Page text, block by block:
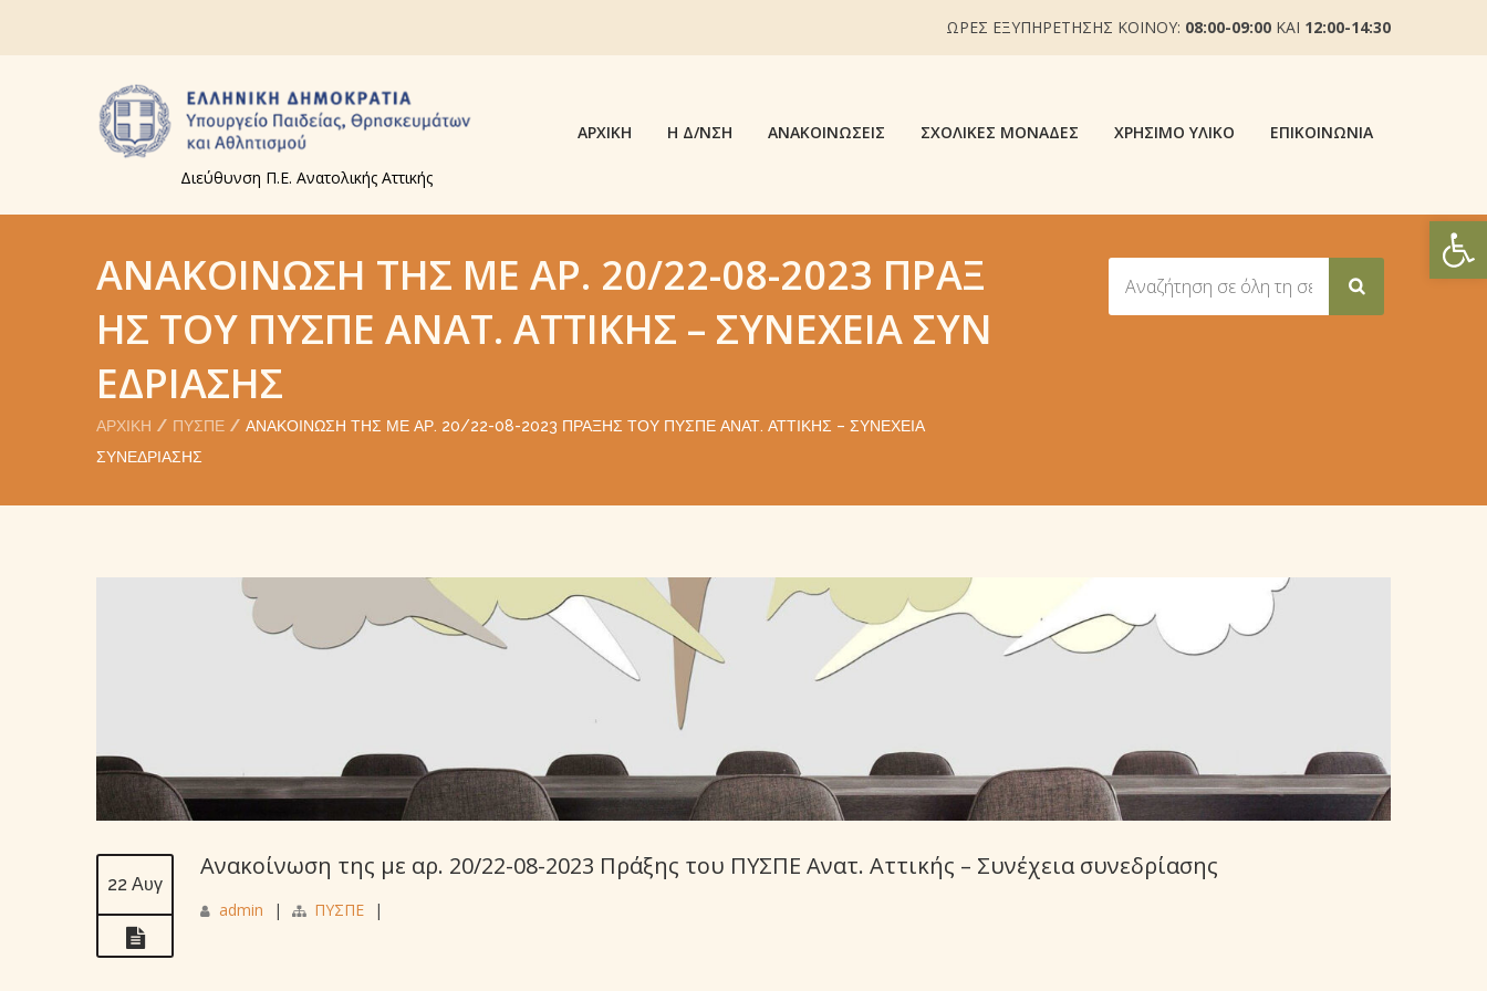
ΩΡΕΣ ΕΞΥΠΗΡΕΤΗΣΗΣ ΚΟΙΝΟΥ: 08:00-09:00 ΚΑΙ 12:00-14:30
Διεύθυνση Π.Ε. Ανατολικής Αττικής
ΑΡΧΙΚΉ Η Δ/ΝΣΗ ΑΝΑΚΟΙΝΏΣΕΙΣ ΣΧΟΛΙΚΈΣ ΜΟΝΆΔΕΣ ΧΡΉΣΙΜΟ ΥΛΙΚΌ ΕΠΙΚΟΙΝΩΝΊΑ
ΑΝΑΚΟΊΝΩΣΗ ΤΗΣ ΜΕ ΑΡ. 20/22-08-2023 ΠΡΆΞ
ΗΣ ΤΟΥ ΠΥΣΠΕ ΑΝΑΤ. ΑΤΤΙΚΉΣ – ΣΥΝΈΧΕΙΑ ΣΥΝ
ΕΔΡΊΑΣΗΣ
ΑΡΧΙΚΉ ΠΥΣΠΕ
ΑΝΑΚΟΊΝΩΣΗ ΤΗΣ ΜΕ ΑΡ. 20/22-08-2023 ΠΡΆΞΗΣ ΤΟΥ ΠΥΣΠΕ ΑΝΑΤ. ΑΤΤΙΚΉΣ – ΣΥΝΈΧΕΙΑ
ΣΥΝΕΔΡΊΑΣΗΣ
22 Αυγ
Ανακοίνωση της με αρ. 20/22-08-2023 Πράξης του ΠΥΣΠΕ Ανατ. Αττικής – Συνέχεια συνεδρίασης
admin | ΠΥΣΠΕ |